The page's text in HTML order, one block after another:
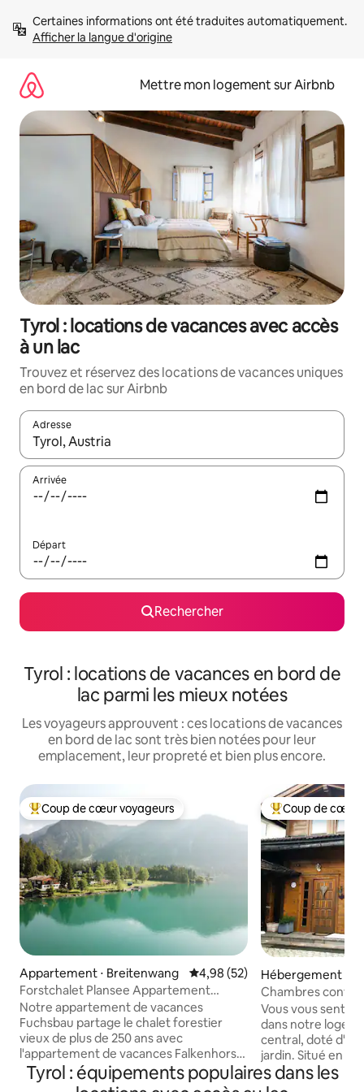
directement
Afficher la langue d'origine
Mettre mon logement sur Airbnb
Tyrol : locations de vacances avec accès
à un lac
Trouvez et réservez des locations de vacances uniques
en bord de lac sur Airbnb
Adresse
Lorsque les résultats s'affichent, utilisez les flèches vers le
Arrivée
Départ
Rechercher
Tyrol : locations de vacances en bord de
lac parmi les mieux notées
Les voyageurs approuvent : ces locations de vacances
en bord de lac sont très bien notées pour leur
emplacement, leur propreté et bien plus encore.
Coups de cœur voyageurs les plus appréciés
Coup de cœur voyageurs
Appartement ⋅ Breitenwang Évaluation moyenne sur la
4,98 (52)
Forstchalet Plansee Appartement
Fuchsbau
Notre appartement de vacances
Fuchsbau partage le chalet forestier
vieux de plus de 250 ans avec
l'appartement de vacances Falkenhorst.
À 976 m d'altitude, tu n'es qu'à quelques
mètres du bord du lac. L'exposition sud
Coups de cœur
Coup de cœur
Hébergement ⋅
n Tirol
Chambres
situées, petit
Vous vous
dans notre
central, doté
jardin. Situé en
pouvez partir en
directement
Tyrol : équipements populaires dans les